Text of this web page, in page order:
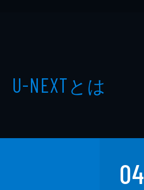
U-NEXTとは
04